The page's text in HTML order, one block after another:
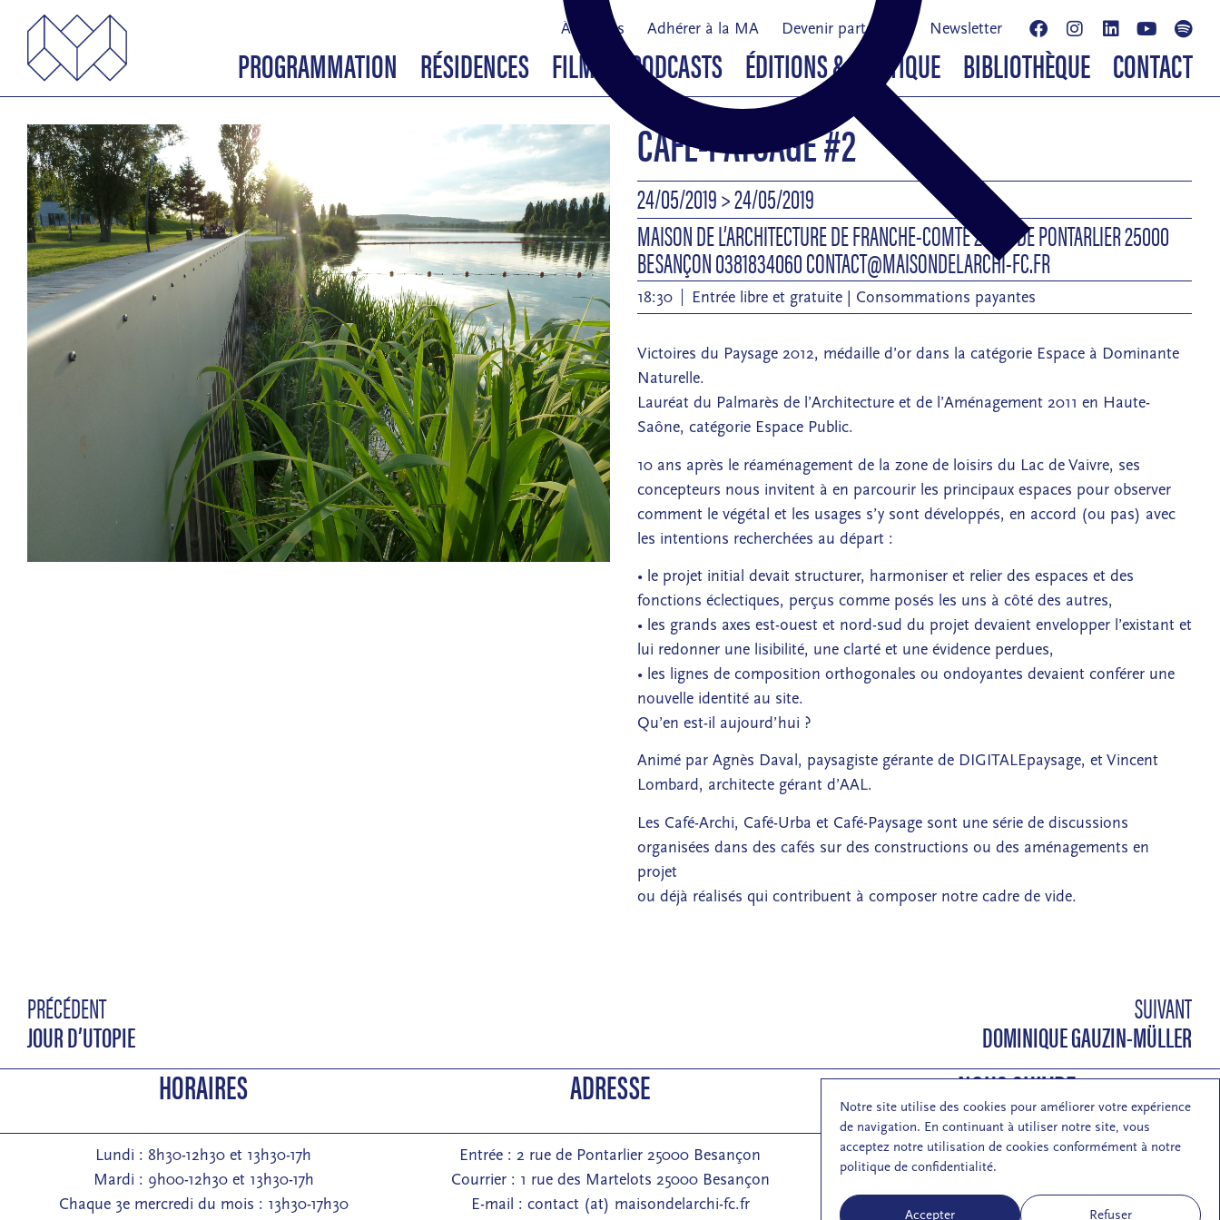
Notre site utilise des cookies pour améliorer votre expérience
de navigation. En continuant à utiliser notre site, vous
acceptez notre utilisation de cookies conformément à notre
politique de confidentialité.
Accepter Refuser
À propos Adhérer à la MA Devenir partenaire Newsletter
PROGRAMMATION RÉSIDENCES FILMS & PODCASTS ÉDITIONS & BOUTIQUE BIBLIOTHÈQUE CONTACT
CAFÉ-PAYSAGE #2
24/05/2019> 24/05/2019
MAISON DE L’ARCHITECTURE DE FRANCHE-COMTÉ 2 RUE DE PONTARLIER 25000
BESANÇON 0381834060 CONTACT@MAISONDELARCHI-FC.FR
18:30 Entrée libre et gratuite | Consommations payantes
Victoires du Paysage 2012, médaille d’or dans la catégorie Espace à Dominante
Naturelle.
Lauréat du Palmarès de l’Architecture et de l’Aménagement 2011 en Haute-
Saône, catégorie Espace Public.
10 ans après le réaménagement de la zone de loisirs du Lac de Vaivre, ses
concepteurs nous invitent à en parcourir les principaux espaces pour observer
comment le végétal et les usages s’y sont développés, en accord (ou pas) avec
les intentions recherchées au départ :
• le projet initial devait structurer, harmoniser et relier des espaces et des
fonctions éclectiques, perçus comme posés les uns à côté des autres,
• les grands axes est-ouest et nord-sud du projet devaient envelopper l’existant et
lui redonner une lisibilité, une clarté et une évidence perdues,
• les lignes de composition orthogonales ou ondoyantes devaient conférer une
nouvelle identité au site.
Qu’en est-il aujourd’hui ?
Animé par Agnès Daval, paysagiste gérante de DIGITALEpaysage, et Vincent
Lombard, architecte gérant d’AAL.
Les Café-Archi, Café-Urba et Café-Paysage sont une série de discussions
organisées dans des cafés sur des constructions ou des aménagements en
projet
ou déjà réalisés qui contribuent à composer notre cadre de vide.
PRÉCÉDENT
JOUR D’UTOPIE
SUIVANT
DOMINIQUE GAUZIN-MÜLLER
HORAIRES
Lundi : 8h30-12h30 et 13h30-17h
Mardi : 9h00-12h30 et 13h30-17h
Chaque 3e mercredi du mois : 13h30-17h30
ADRESSE
Entrée : 2 rue de Pontarlier 25000 Besançon
Courrier : 1 rue des Martelots 25000 Besançon
E-mail : contact (at) maisondelarchi-fc.fr
NOUS SUIVRE
S'inscrire à la newsletter de la MA
Mentions légalesRespect de la vie privée